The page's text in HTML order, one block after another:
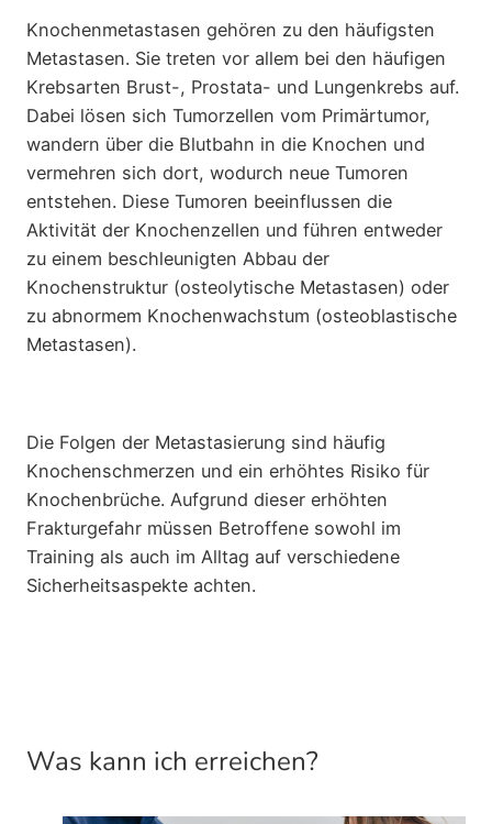
Knochenmetastasen gehören zu den häufigsten
Metastasen. Sie treten vor allem bei den häufigen
Krebsarten Brust-, Prostata- und Lungenkrebs auf.
Dabei lösen sich Tumorzellen vom Primärtumor,
wandern über die Blutbahn in die Knochen und
vermehren sich dort, wodurch neue Tumoren
entstehen. Diese Tumoren beeinflussen die
Aktivität der Knochenzellen und führen entweder
zu einem beschleunigten Abbau der
Knochenstruktur (osteolytische Metastasen) oder
zu abnormem Knochenwachstum (osteoblastische
Metastasen).
Die Folgen der Metastasierung sind häufig
Knochenschmerzen und ein erhöhtes Risiko für
Knochenbrüche. Aufgrund dieser erhöhten
Frakturgefahr müssen Betroffene sowohl im
Training als auch im Alltag auf verschiedene
Sicherheitsaspekte achten.
Was kann ich erreichen?